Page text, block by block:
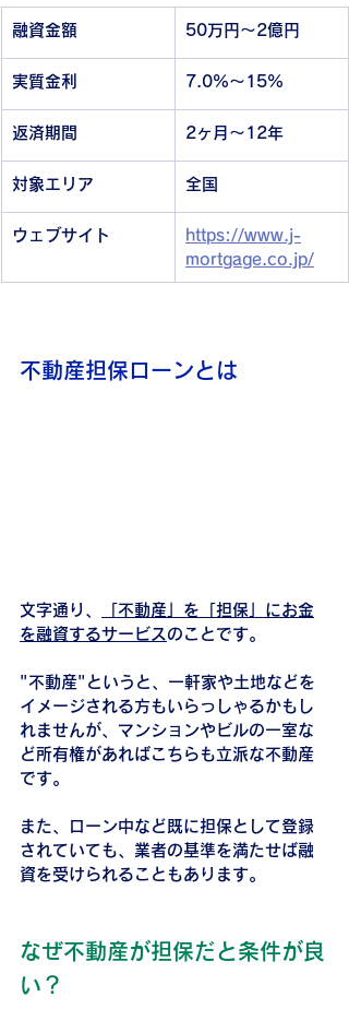
融資金額 50万円〜2億円
実質金利 7.0%〜15%
返済期間 2ヶ月〜12年
対象エリア 全国
ウェブサイト
https://www.j-
mortgage.co.jp/
不動産担保ローンとは
文字通り、
「不動産」を「担保」にお金
を融資するサービス のことです。
"不動産"というと、一軒家や土地などを
イメージされる方もいらっしゃるかもし
れませんが、マンションやビルの一室な
ど所有権があればこちらも立派な不動産
です。
また、ローン中など既に担保として登録
されていても、業者の基準を満たせば融
資を受けられることもあります。
なぜ不動産が担保だと条件が良
い？